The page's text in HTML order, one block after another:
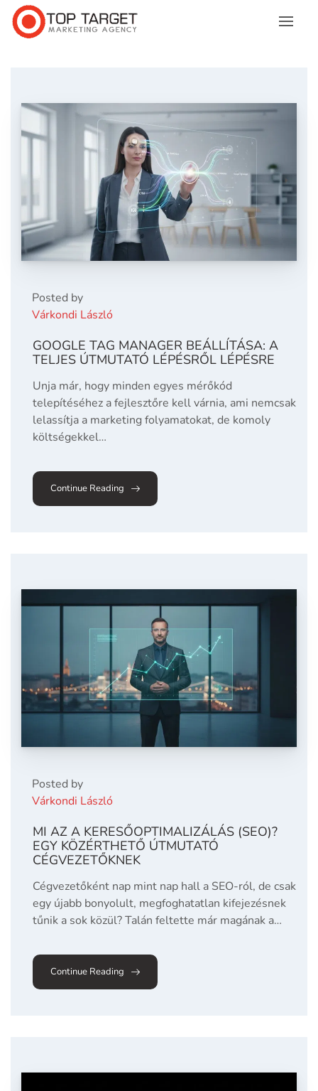
Posted by
Várkondi László
GOOGLE TAG MANAGER BEÁLLÍTÁSA: A
TELJES ÚTMUTATÓ LÉPÉSRŐL LÉPÉSRE
Unja már, hogy minden egyes mérőkód
telepítéséhez a fejlesztőre kell várnia, ami nemcsak
lelassítja a marketing folyamatokat, de komoly
költségekkel…
Continue Reading
Posted by
Várkondi László
MI AZ A KERESŐOPTIMALIZÁLÁS (SEO)?
EGY KÖZÉRTHETŐ ÚTMUTATÓ
CÉGVEZETŐKNEK
Cégvezetőként nap mint nap hall a SEO-ról, de csak
egy újabb bonyolult, megfoghatatlan kifejezésnek
tűnik a sok közül? Talán feltette már magának a…
Continue Reading